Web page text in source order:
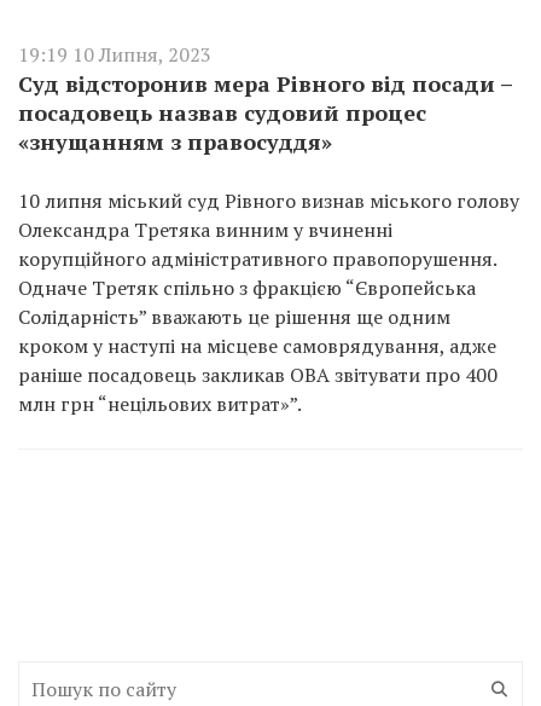
19:19 10 Липня, 2023
Суд відсторонив мера Рівного від посади –
посадовець назвав судовий процес
«знущанням з правосуддя»
10 липня міський суд Рівного визнав міського голову
Олександра Третяка винним у вчиненні
корупційного адміністративного правопорушення.
Одначе Третяк спільно з фракцією “Європейська
Солідарність” вважають це рішення ще одним
кроком у наступі на місцеве самоврядування, адже
раніше посадовець закликав ОВА звітувати про 400
млн грн “нецільових витрат»”.